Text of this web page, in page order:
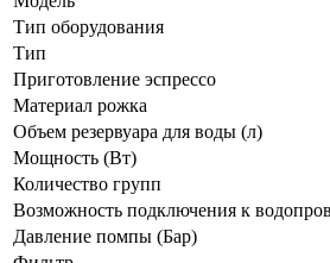
Тип оборудования
Тип
Приготовление эспрессо
Материал рожка
Объем резервуара для воды (л)
Мощность (Вт)
Количество групп
Возможность подключения к
Давление помпы (Бар)